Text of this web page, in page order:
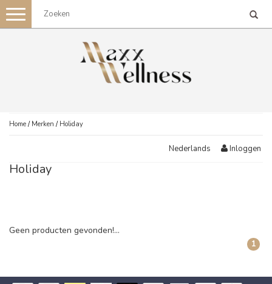
Toggle
navigation
Home / Merken / Holiday
Nederlands Inloggen
Holiday
Geen producten gevonden!...
1